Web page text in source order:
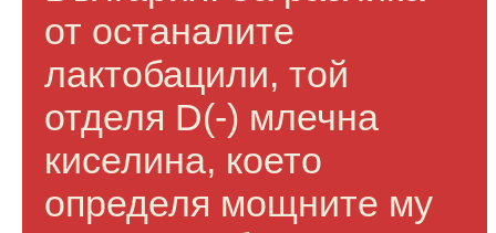
от останалите
лактобацили, той
отделя D(-) млечна
киселина, което
определя мощните му